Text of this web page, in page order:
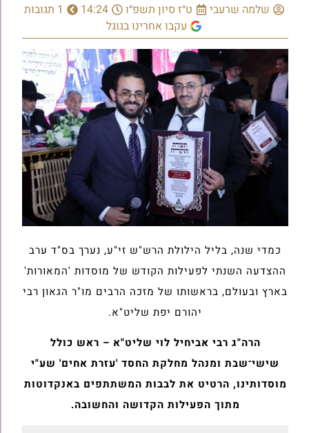
שלמה שרעבי ט״ז סיון תשפ״ו 14:24
1 תגובות
עקבו אחרינו בגוגל
כמדי שנה, בליל הילולת הרש"ש זי"ע, נערך בס"ד ערב
ההצדעה השנתי לפעילות הקודש של מוסדות 'המאורות'
בארץ ובעולם, בראשותו של מזכה הרבים מו"ר הגאון רבי
יהורם יפת שליט"א.
הרה"ג רבי אביחיל לוי שליט"א – ראש כולל
שישי־שבת ומנהל מחלקת החסד 'עזרת אחים' שע"י
מוסדותינו, הרטיט את לבבות המשתתפים באנקדוטות
מתוך הפעילות הקדושה והחשובה.